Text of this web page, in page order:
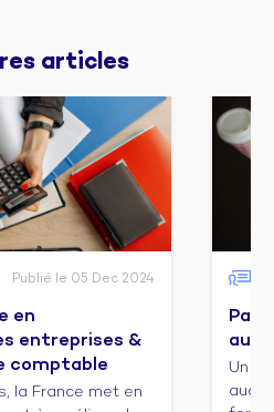
articles
Publié le 05 Dec 2024
en
entreprises &
comptable
la France met en
Un